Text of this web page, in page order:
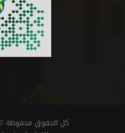
كل الحقوق محفوظة ©